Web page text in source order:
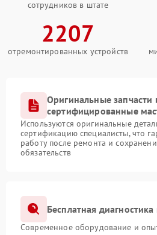
сотрудников в штате
2207
отремонтированных устройств
Оригинальные запчасти
сертифицированные
Используются оригинальные
сертификацию специалисты, что
работу после ремонта и
обязательств
Бесплатная
Современное оборудование и